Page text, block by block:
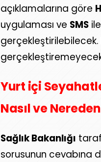
açıklamalarına göre
uygulaması ve SMS
gerçekleştirilebilecek.
Yurt içi
Nasıl ve
Sağlık Bakanlığı
sorusunun cevabına